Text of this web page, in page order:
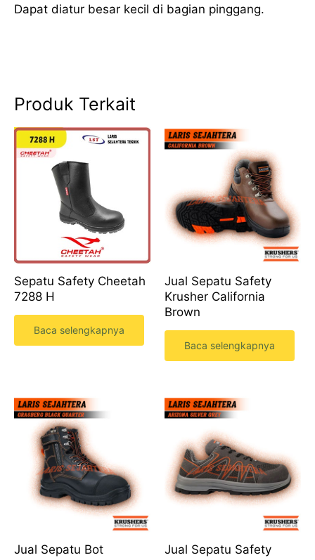
Dapat diatur besar kecil di bagian pinggang.
Produk Terkait
Sepatu Safety Cheetah
7288 H
Baca selengkapnya
Jual Sepatu Safety
Krusher California
Brown
Baca selengkapnya
Jual Sepatu Bot
Jual Sepatu Safety